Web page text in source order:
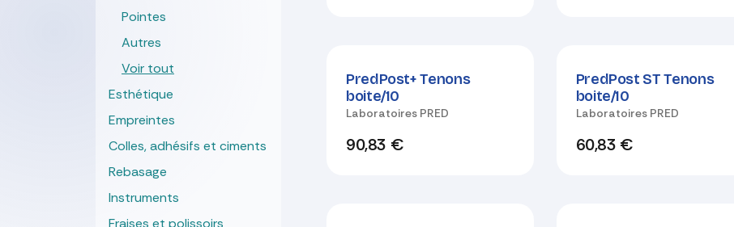
Pointes
Autres
Voir tout
Esthétique
Empreintes
Colles, adhésifs et ciments
Rebasage
Instruments
Fraises et polissoirs
Nouveau !
PredPost+ Tenons
boite/10
Laboratoires PRED
90,83 €
Nouveau !
PredPost ST Tenons
boite/10
Laboratoires PRED
60,83 €